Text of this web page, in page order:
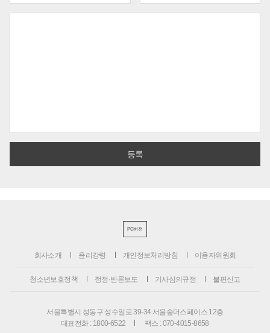
PC버전
회사소개 윤리강령 개인정보처리방침 이용자위원회
청소년보호정책 정정·반론보도 기사심의규정 불편신고
서울특별시 성동구 성수일로 39-34 서울숲더스페이스 12층
대표전화 : 1800-6522
팩스 : 070-4015-8658